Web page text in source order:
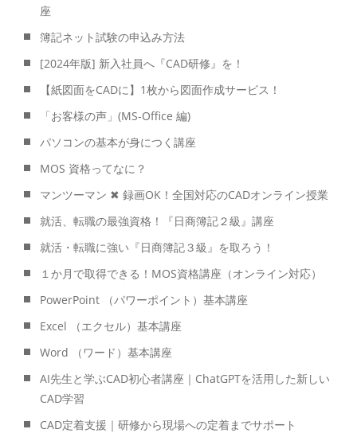
座
簿記ネット試験の申込み方法
[2024年版] 新入社員へ『CAD研修』を！
【紙図面をCADに】1枚から図面作成サービス！
「お客様の声」(MS-Office 編)
パソコンの基本が身につく講座
MOS 資格ってなに？
マンツーマン ✖ 録画OK！全国対応のCADオンライン授業
就活、転職の最強資格！『日商簿記２級』講座
就活・転職に強い『日商簿記３級』を取ろう！
１か月で取得できる！MOS資格講座（オンライン対応）
PowerPoint （パワーポイント）基本講座
Excel （エクセル）基本講座
Word （ワード）基本講座
AI先生と学ぶCAD初心者講座｜ChatGPTを活用した新しい
CAD学習
CAD定着支援｜研修から現場への定着までサポート